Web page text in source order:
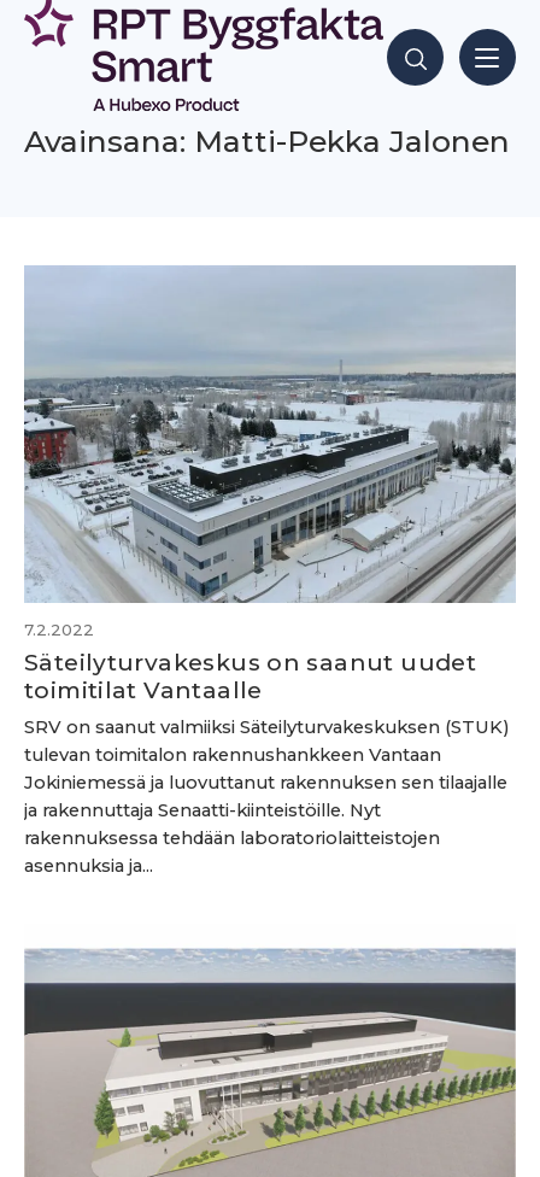
Siirry
sisältöön
Hae sisältöjä
Avainsana: Matti-Pekka Jalonen
7.2.2022
Säteilyturvakeskus on saanut uudet
toimitilat Vantaalle
SRV on saanut valmiiksi Säteilyturvakeskuksen (STUK)
tulevan toimitalon rakennushankkeen Vantaan
Jokiniemessä ja luovuttanut rakennuksen sen tilaajalle
ja rakennuttaja Senaatti-kiinteistöille. Nyt
rakennuksessa tehdään laboratoriolaitteistojen
asennuksia ja...